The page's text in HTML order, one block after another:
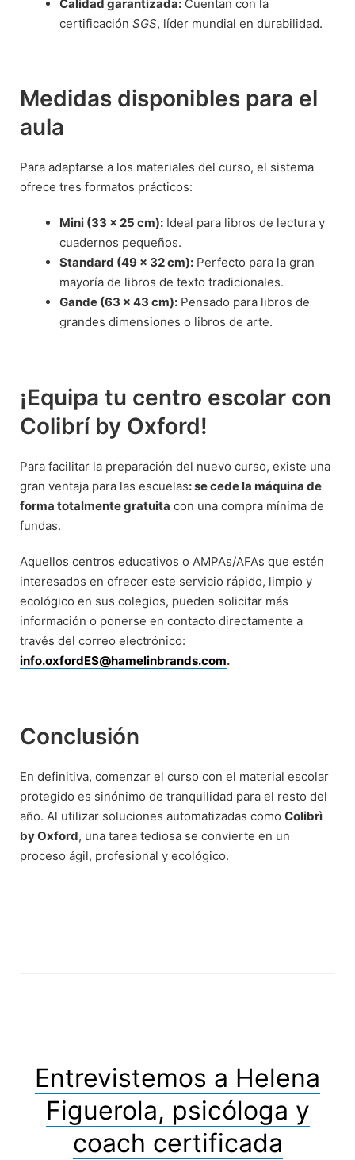
Calidad garantizada: Cuentan con la
certificación SGS, líder mundial en durabilidad.
Medidas disponibles para el
aula
Para adaptarse a los materiales del curso, el sistema
ofrece tres formatos prácticos:
Mini (33 x 25 cm): Ideal para libros de lectura y
cuadernos pequeños.
Standard (49 x 32 cm): Perfecto para la gran
mayoría de libros de texto tradicionales.
Gande (63 x 43 cm): Pensado para libros de
grandes dimensiones o libros de arte.
¡Equipa tu centro escolar con
Colibrí by Oxford!
Para facilitar la preparación del nuevo curso, existe una
gran ventaja para las escuelas: se cede la máquina de
forma totalmente gratuita con una compra mínima de
fundas.
Aquellos centros educativos o AMPAs/AFAs que estén
interesados en ofrecer este servicio rápido, limpio y
ecológico en sus colegios, pueden solicitar más
información o ponerse en contacto directamente a
través del correo electrónico:
info.oxfordES@hamelinbrands.com.
Conclusión
En definitiva, comenzar el curso con el material escolar
protegido es sinónimo de tranquilidad para el resto del
año. Al utilizar soluciones automatizadas como Colibrì
by Oxford, una tarea tediosa se convierte en un
proceso ágil, profesional y ecológico.
Entrevistemos a Helena
Figuerola, psicóloga y
coach certificada